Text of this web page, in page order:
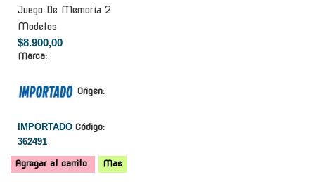
Juego De Memoria 2
Modelos
$8.900,00
Marca:
Origen:
IMPORTADO Código:
362491
Agregar al carrito Mas